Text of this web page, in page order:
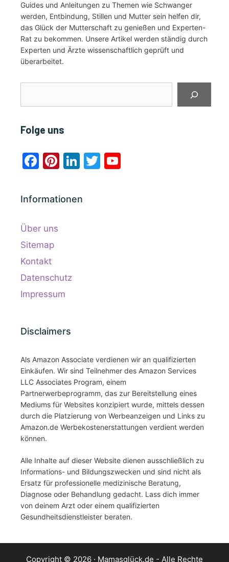
Guides und Anleitungen zu Themen wie Schwanger
werden, Entbindung, Stillen und Mutter sein helfen dir,
das Glück der Mutterschaft zu genießen und Experten-
Rat zu bekommen. Unsere Artikel werden ständig durch
Experten und Ärzte wissenschaftlich geprüft und
überarbeitet.
Folge uns
Facebook
Pinterest
LinkedIn
Twitter
Informationen
Über uns
Sitemap
Kontakt
Datenschutz
Impressum
Disclaimers
Als Amazon Associate verdienen wir an qualifizierten
Einkäufen. Wir sind Teilnehmer des Amazon Services
LLC Associates Program, einem
Partnerwerbeprogramm, das zur Bereitstellung eines
Mediums für Websites konzipiert wurde, mittels dessen
durch die Platzierung von Werbeanzeigen und Links zu
Amazon.de Werbekostenerstattungen verdient werden
können.
Alle Inhalte auf dieser Website dienen ausschließlich zu
Informations- und Bildungszwecken und sind nicht als
Ersatz für professionelle medizinische Beratung,
Diagnose oder Behandlung gedacht. Lass dich immer
von deinem Arzt oder einem qualifizierten
Gesundheitsdienstleister beraten.
Copyright © 2026 · Mamasglück.de - Alle Rechte